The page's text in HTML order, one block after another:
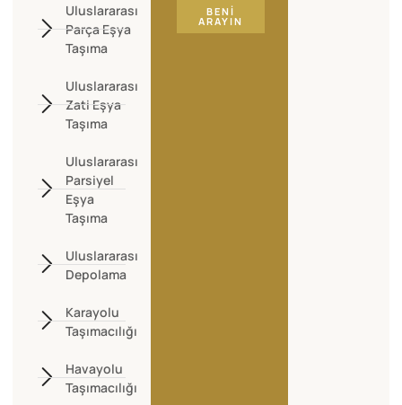
Uluslararası
Parça Eşya
Taşıma
Uluslararası
Zati Eşya
Taşıma
Uluslararası
Parsiyel
Eşya
Taşıma
Uluslararası
Depolama
Karayolu
Taşımacılığı
Havayolu
Taşımacılığı
BENI
ARAYIN